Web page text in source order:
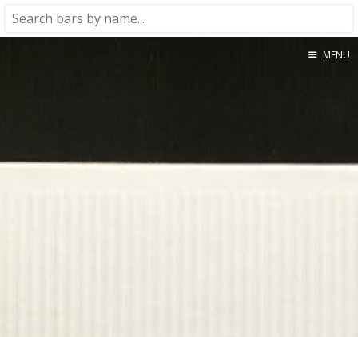
★★★☆☆
MENU